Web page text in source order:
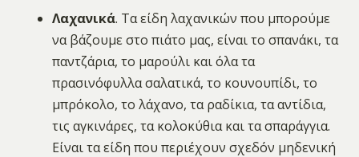
Λαχανικά. Τα είδη λαχανικών που μπορούμε
να βάζουμε στο πιάτο μας, είναι το σπανάκι, τα
παντζάρια, το μαρούλι και όλα τα
πρασινόφυλλα σαλατικά, το κουνουπίδι, το
μπρόκολο, το λάχανο, τα ραδίκια, τα αντίδια,
τις αγκινάρες, τα κολοκύθια και τα σπαράγγια.
Είναι τα είδη που περιέχουν σχεδόν μηδενική